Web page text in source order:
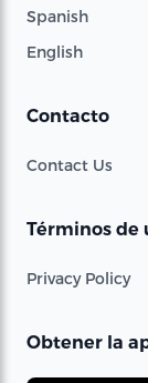
Spanish
English
Contacto
Contact Us
Términos de
Privacy Policy
Obtener la